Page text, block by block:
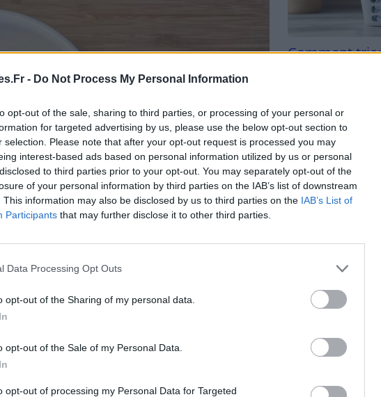
- Do Not Process My Personal Information
opt-out of the sale, sharing to third parties, or processing of your personal or
for targeted advertising by us, please use the below opt-out section to
selection. Please note that after your opt-out request is processed you may
interest-based ads based on personal information utilized by us or personal
to third parties prior to your opt-out. You may separately opt-out of the
of your personal information by third parties on the IAB’s list of downstream
This information may also be disclosed by us to third parties on the IAB’s List of
Participants that may further disclose it to other third parties.
Data Processing Opt Outs
opt-out of the Sharing of my personal data.
opt-out of the Sale of my Personal Data.
opt-out of processing my Personal Data for Targeted
peu d’eau tiède.
Comment
sans y
Tri du linge : rien
beaucoup d’entre
du lavage vous
compliquée,
astuces simples
Vinaigre